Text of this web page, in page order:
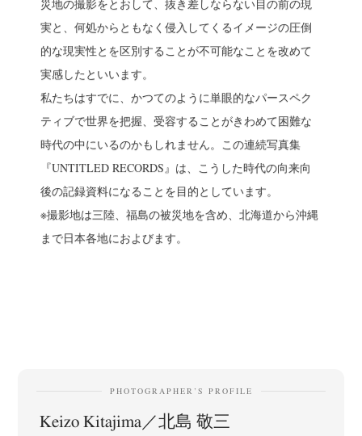
災地の撮影をとおして、抜き差しならない目の前の現
実と、何処からともなく侵入してくるイメージの圧倒
的な現実性とを区別することが不可能なことを改めて
実感したといいます。
私たちはすでに、かつてのように単眼的なパースペク
ティブで世界を把握、受容することがきわめて困難な
時代の中にいるのかもしれません。この連続写真集
『UNTITLED RECORDS』は、こうした時代の向来向
後の記録資料になることを目的としています。
※撮影地は三陸、福島の被災地を含め、北海道から沖縄
まで日本各地におよびます。
PHOTOGRAPHER’S PROFILE
Keizo Kitajima／北島 敬三